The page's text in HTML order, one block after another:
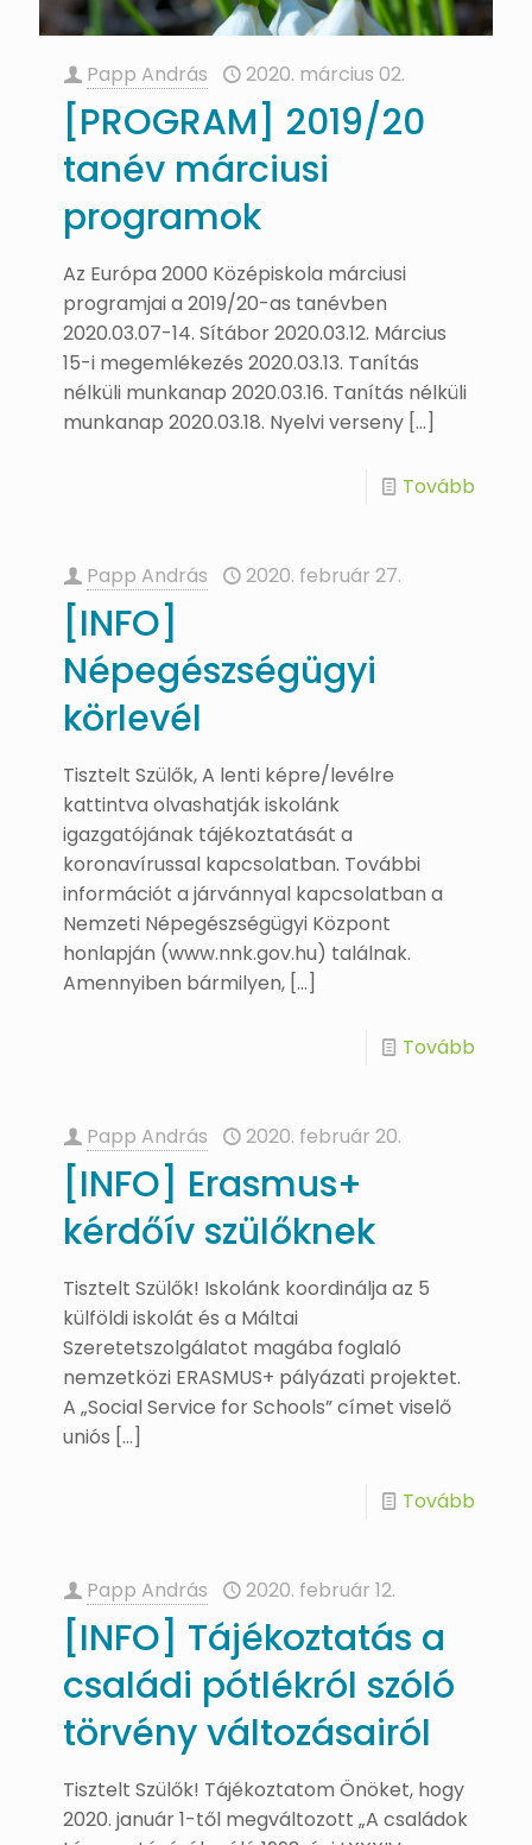
Papp András 2020. március 02.
[PROGRAM] 2019/20
tanév márciusi
programok
Az Európa 2000 Középiskola márciusi
programjai a 2019/20-as tanévben
2020.03.07-14. Sítábor 2020.03.12. Március
15-i megemlékezés 2020.03.13. Tanítás
nélküli munkanap 2020.03.16. Tanítás nélküli
munkanap 2020.03.18. Nyelvi verseny […]
Tovább
Papp András 2020. február 27.
[INFO]
Népegészségügyi
körlevél
Tisztelt Szülők, A lenti képre/levélre
kattintva olvashatják iskolánk
igazgatójának tájékoztatását a
koronavírussal kapcsolatban. További
információt a járvánnyal kapcsolatban a
Nemzeti Népegészségügyi Központ
honlapján (www.nnk.gov.hu) találnak.
Amennyiben bármilyen, […]
Tovább
Papp András 2020. február 20.
[INFO] Erasmus+
kérdőív szülőknek
Tisztelt Szülők! Iskolánk koordinálja az 5
külföldi iskolát és a Máltai
Szeretetszolgálatot magába foglaló
nemzetközi ERASMUS+ pályázati projektet.
A „Social Service for Schools” címet viselő
uniós […]
Tovább
Papp András 2020. február 12.
[INFO] Tájékoztatás a
családi pótlékról szóló
törvény változásairól
Tisztelt Szülők! Tájékoztatom Önöket, hogy
2020. január 1-től megváltozott „A családok